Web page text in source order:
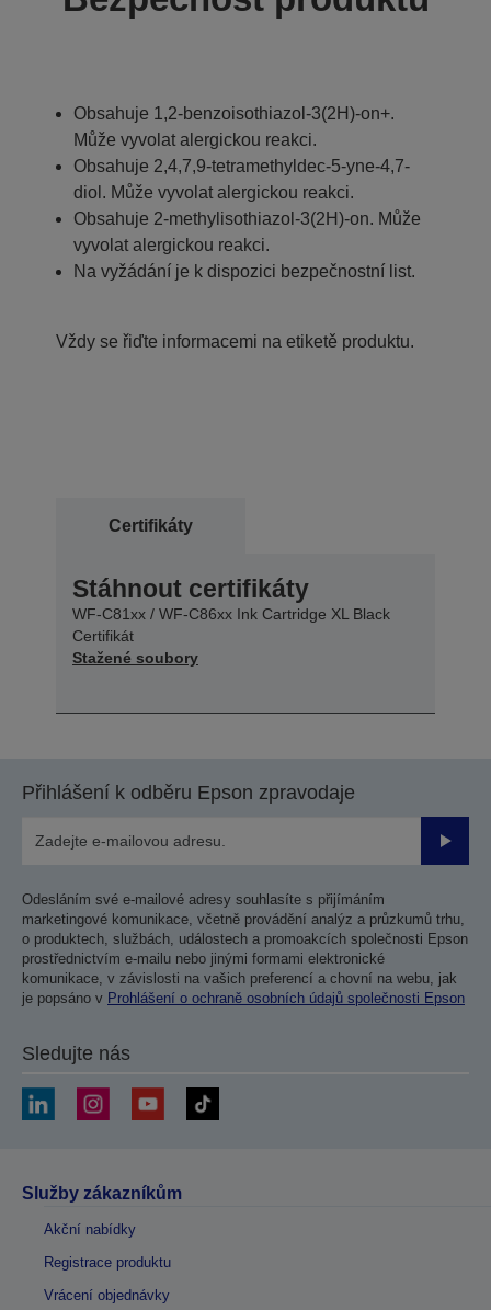
Obsahuje 1,2-benzoisothiazol-3(2H)-on+.
Může vyvolat alergickou reakci.
Obsahuje 2,4,7,9-tetramethyldec-5-yne-4,7-
diol. Může vyvolat alergickou reakci.
Obsahuje 2-methylisothiazol-3(2H)-on. Může
vyvolat alergickou reakci.
Na vyžádání je k dispozici bezpečnostní list.
Vždy se řiďte informacemi na etiketě produktu.
Certifikáty
Stáhnout certifikáty
WF-C81xx / WF-C86xx Ink Cartridge XL Black
Certifikát
Stažené soubory
Přihlášení k odběru Epson zpravodaje
Odesláním své e-mailové adresy souhlasíte s přijímáním
marketingové komunikace, včetně provádění analýz a průzkumů trhu,
o produktech, službách, událostech a promoakcích společnosti Epson
prostřednictvím e-mailu nebo jinými formami elektronické
komunikace, v závislosti na vašich preferencí a chovní na webu, jak
je popsáno v Prohlášení o ochraně osobních údajů společnosti Epson
Sledujte nás
Služby zákazníkům
Akční nabídky
Registrace produktu
Vrácení objednávky